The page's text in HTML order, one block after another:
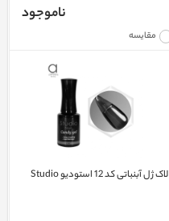
مقایسه
ناموجود
لاک ژل آبنباتی کد 12 استودیو Studio